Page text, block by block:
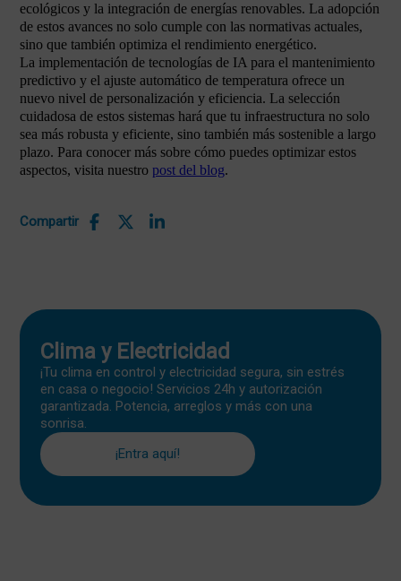
ecológicos y la integración de energías renovables. La adopción
de estos avances no solo cumple con las normativas actuales,
sino que también optimiza el rendimiento energético.
La implementación de tecnologías de IA para el mantenimiento
predictivo y el ajuste automático de temperatura ofrece un
nuevo nivel de personalización y eficiencia. La selección
cuidadosa de estos sistemas hará que tu infraestructura no solo
sea más robusta y eficiente, sino también más sostenible a largo
plazo. Para conocer más sobre cómo puedes optimizar estos
aspectos, visita nuestro post del blog.
Compartir
Clima y Electricidad
¡Tu clima en control y electricidad segura, sin estrés
en casa o negocio! Servicios 24h y autorización
garantizada. Potencia, arreglos y más con una
sonrisa.
¡Entra aquí!